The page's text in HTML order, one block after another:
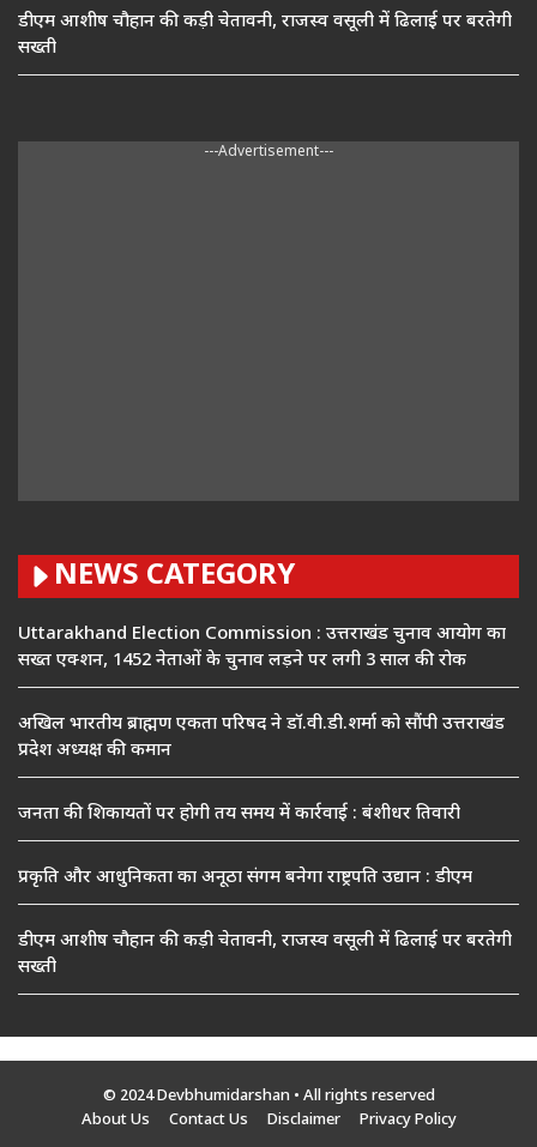
डीएम आशीष चौहान की कड़ी चेतावनी, राजस्व वसूली में ढिलाई पर बरतेगी
सख्ती
---Advertisement---
NEWS CATEGORY
Uttarakhand Election Commission : उत्तराखंड चुनाव आयोग का
सख्त एक्शन, 1452 नेताओं के चुनाव लड़ने पर लगी 3 साल की रोक
अखिल भारतीय ब्राह्मण एकता परिषद ने डॉ.वी.डी.शर्मा को सौंपी उत्तराखंड
प्रदेश अध्यक्ष की कमान
जनता की शिकायतों पर होगी तय समय में कार्रवाई : बंशीधर तिवारी
प्रकृति और आधुनिकता का अनूठा संगम बनेगा राष्ट्रपति उद्यान : डीएम
डीएम आशीष चौहान की कड़ी चेतावनी, राजस्व वसूली में ढिलाई पर बरतेगी
सख्ती
© 2024 Devbhumidarshan • All rights reserved
About Us
Contact Us Disclaimer Privacy Policy